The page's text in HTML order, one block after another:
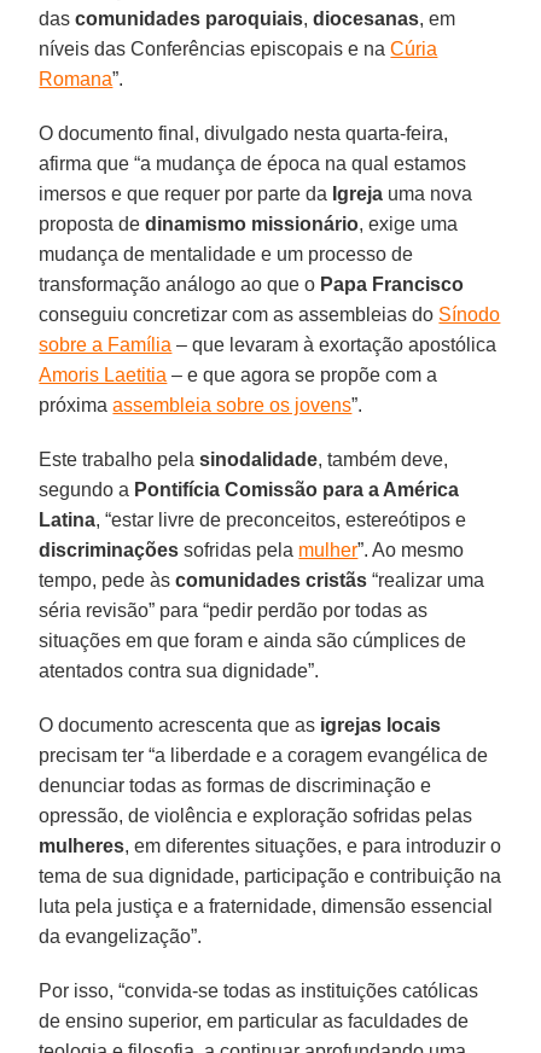
das comunidades paroquiais, diocesanas, em
níveis das Conferências episcopais e naCúria
Romana”.
O documento final, divulgado nesta quarta-feira,
afirma que “a mudança de época na qual estamos
imersos e que requer por parte da Igreja uma nova
proposta de dinamismo missionário, exige uma
mudança de mentalidade e um processo de
transformação análogo ao que o Papa Francisco
conseguiu concretizar com as assembleias do Sínodo
sobre a Família – que levaram à exortação apostólica
Amoris Laetitia – e que agora se propõe com a
próximaassembleia sobre os jovens”.
Este trabalho pelasinodalidade, também deve,
segundo a Pontifícia Comissão para a América
Latina, “estar livre de preconceitos, estereótipos e
discriminações sofridas pela mulher”. Ao mesmo
tempo, pede às comunidades cristãs “realizar uma
séria revisão” para “pedir perdão por todas as
situações em que foram e ainda são cúmplices de
atentados contra sua dignidade”.
O documento acrescenta que as igrejas locais
precisam ter “a liberdade e a coragem evangélica de
denunciar todas as formas de discriminação e
opressão, de violência e exploração sofridas pelas
mulheres, em diferentes situações, e para introduzir o
tema de sua dignidade, participação e contribuição na
luta pela justiça e a fraternidade, dimensão essencial
da evangelização”.
Por isso, “convida-se todas as instituições católicas
de ensino superior, em particular as faculdades de